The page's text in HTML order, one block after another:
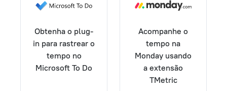
Obtenha o plug-
in para rastrear o
tempo no
Microsoft To Do
Acompanhe o
tempo na
Monday usando
a extensão
TMetric